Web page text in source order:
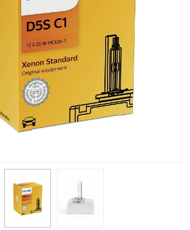
Ampulü
Ampulü
Rally Ampulü
Far Ampulü
Ampulü
Ampulü